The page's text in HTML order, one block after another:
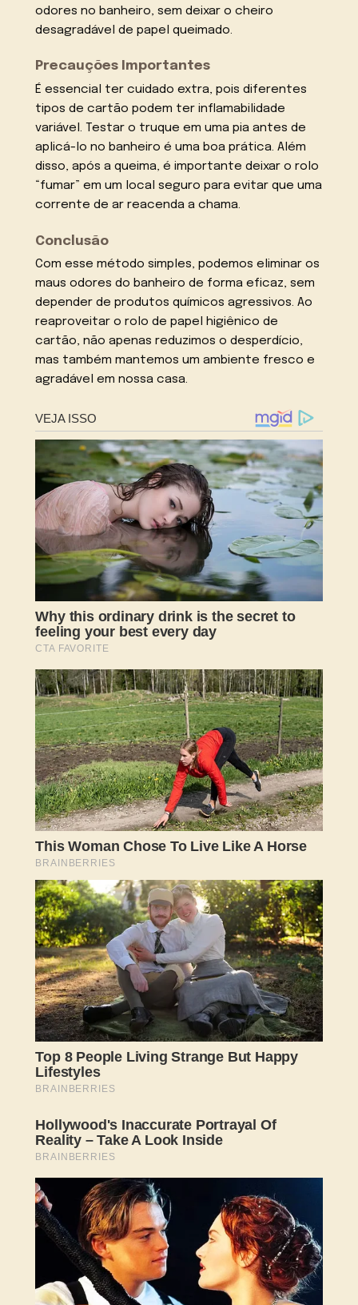
odores no banheiro, sem deixar o cheiro
desagradável de papel queimado.
Precauções Importantes
É essencial ter cuidado extra, pois diferentes
tipos de cartão podem ter inflamabilidade
variável. Testar o truque em uma pia antes de
aplicá-lo no banheiro é uma boa prática. Além
disso, após a queima, é importante deixar o rolo
“fumar” em um local seguro para evitar que uma
corrente de ar reacenda a chama.
Conclusão
Com esse método simples, podemos eliminar os
maus odores do banheiro de forma eficaz, sem
depender de produtos químicos agressivos. Ao
reaproveitar o rolo de papel higiênico de
cartão, não apenas reduzimos o desperdício,
mas também mantemos um ambiente fresco e
agradável em nossa casa.